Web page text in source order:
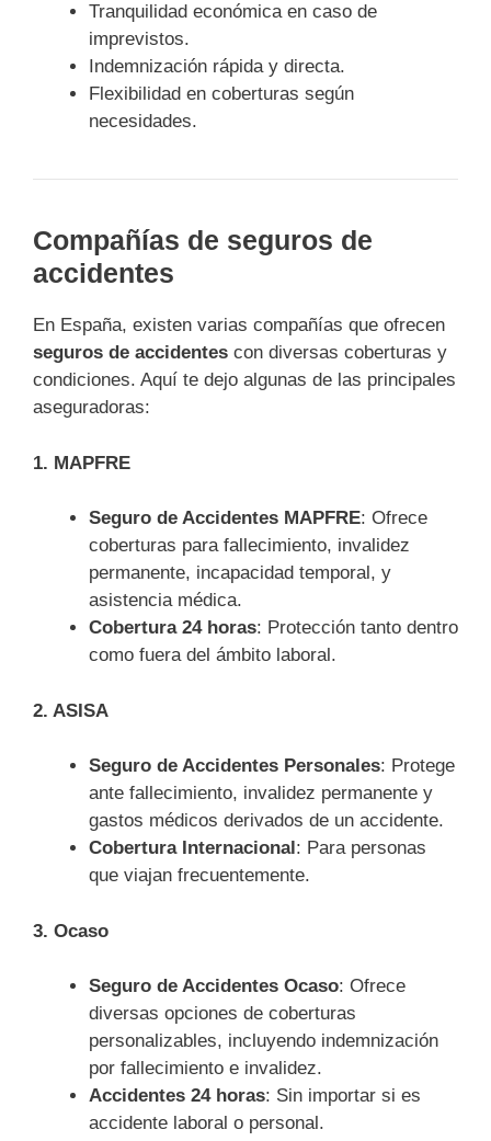
Tranquilidad económica en caso de
imprevistos.
Indemnización rápida y directa.
Flexibilidad en coberturas según
necesidades.
Compañías de seguros de
accidentes
En España, existen varias compañías que ofrecen
seguros de accidentes con diversas coberturas y
condiciones. Aquí te dejo algunas de las principales
aseguradoras:
1. MAPFRE
Seguro de Accidentes MAPFRE: Ofrece
coberturas para fallecimiento, invalidez
permanente, incapacidad temporal, y
asistencia médica.
Cobertura 24 horas: Protección tanto dentro
como fuera del ámbito laboral.
2. ASISA
Seguro de Accidentes Personales: Protege
ante fallecimiento, invalidez permanente y
gastos médicos derivados de un accidente.
Cobertura Internacional: Para personas
que viajan frecuentemente.
3. Ocaso
Seguro de Accidentes Ocaso: Ofrece
diversas opciones de coberturas
personalizables, incluyendo indemnización
por fallecimiento e invalidez.
Accidentes 24 horas: Sin importar si es
accidente laboral o personal.